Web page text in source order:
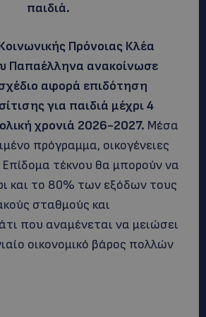
παιδιά.
Πρόνοιας Κλέα
Παπαέλληνα ανακοίνωσε
αφορά επιδότηση
για παιδιά μέχρι 4
χρονιά 2026-2027. Μέσα
πρόγραμμα, οικογένειες
τέκνου θα μπορούν να
και το 80% των εξόδων τους
σταθμούς και
που αναμένεται να μειώσει
οικονομικό βάρος πολλών